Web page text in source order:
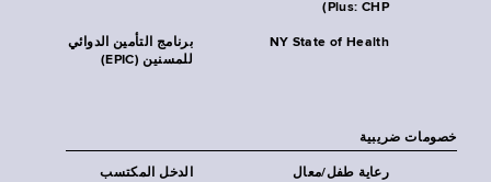
Plus: CHP)
برنامج التأمين الدوائي
للمسنين (EPIC)
NY State of Health
خصومات ضريبية
الدخل المكتسب رعاية طفل/معال